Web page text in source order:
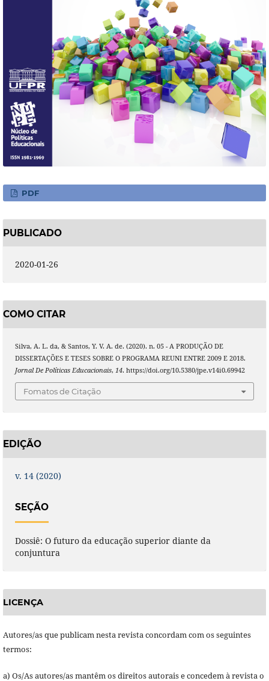
PDF
PUBLICADO
2020-01-26
COMO CITAR
Silva, A. L. da, & Santos, Y. V. A. de. (2020). n. 05 - A PRODUÇÃO DE
DISSERTAÇÕES E TESES SOBRE O PROGRAMA REUNI ENTRE 2009 E 2018.
Jornal De Políticas Educacionais, 14. https://doi.org/10.5380/jpe.v14i0.69942
Fomatos de Citação
EDIÇÃO
v. 14 (2020)
SEÇÃO
Dossiê: O futuro da educação superior diante da
conjuntura
LICENÇA
Autores/as que publicam nesta revista concordam com os seguintes
termos:
a) Os/As autores/as mantêm os direitos autorais e concedem à revista o